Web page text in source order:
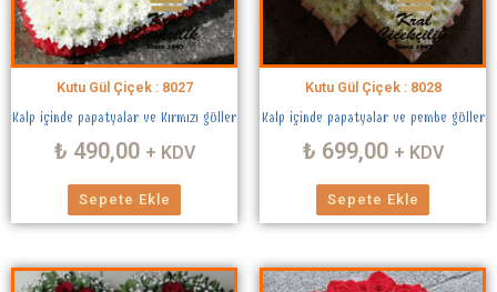
Kutu Gül Çiçek : 8027
Kalp içinde papatyalar ve Kırmızı güller
₺ 490,00 + KDV
Sepete Ekle
Kutu Gül Çiçek : 8028
Kalp içinde papatyalar ve pembe güller
₺ 699,00 + KDV
Sepete Ekle